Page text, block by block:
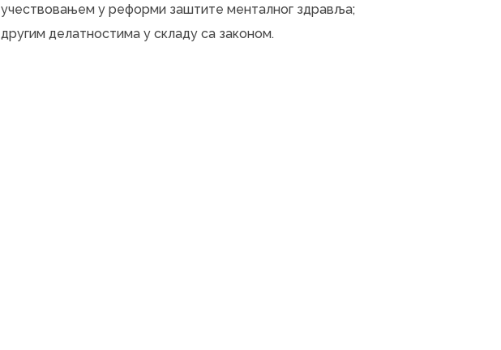
учествовањем у реформи заштите менталног здравља;
другим делатностима у складу са законом.